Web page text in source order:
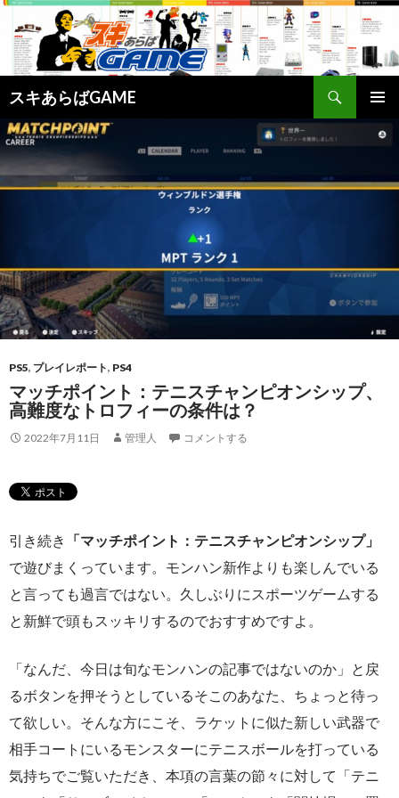
スキあらばGAME
索
メインメ
ニュー
ン
テ
ン
キ
ッ
プ
PS5, プレイレポート, PS4
マッチポイント：テニスチャンピオンシップ、
高難度なトロフィーの条件は？
2022年7月11日 管理人 コメントする
引き続き
「マッチポイント：テニスチャンピオンシップ」
で遊びまくっています。モンハン新作よりも楽しんでいる
と言っても過言ではない。久しぶりにスポーツゲームする
と新鮮で頭もスッキリするのでおすすめですよ。
「なんだ、今日は旬なモンハンの記事ではないのか」と戻
るボタンを押そうとしているそこのあなた、ちょっと待っ
て欲しい。そんな方にこそ、ラケットに似た新しい武器で
相手コートにいるモンスターにテニスボールを打っている
気持ちでご覧いただき、本項の言葉の節々に対して「テニ